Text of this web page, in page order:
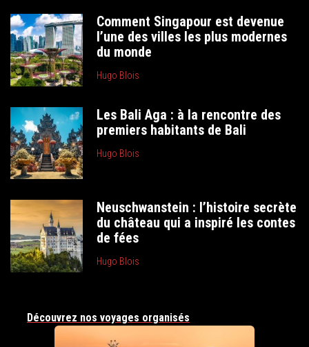
Comment Singapour est devenue
l’une des villes les plus modernes
du monde
Hugo Blois
Les Bali Aga : à la rencontre des
premiers habitants de Bali
Hugo Blois
Neuschwanstein : l’histoire secrète
du château qui a inspiré les contes
de fées
Hugo Blois
Découvrez nos voyages organisés